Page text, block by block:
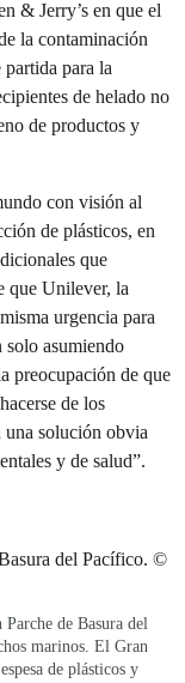
& Jerry’s en que el
la contaminación
para la
de helado no
de productos y
con visión al
de plásticos, en
que
que Unilever, la
urgencia para
solo asumiendo
preocupación de que
de los
una solución obvia
y de salud”.
de Basura del
marinos. El Gran
de plásticos y